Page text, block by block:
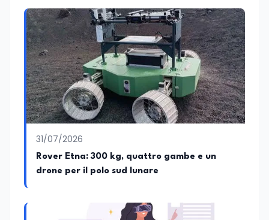
31/07/2026
Rover Etna: 300 kg, quattro gambe e un
drone per il polo sud lunare